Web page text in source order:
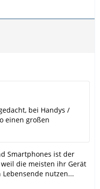
bei Handys /
einen großen
Smartphones ist der
die meisten ihr Gerät
nutzen...